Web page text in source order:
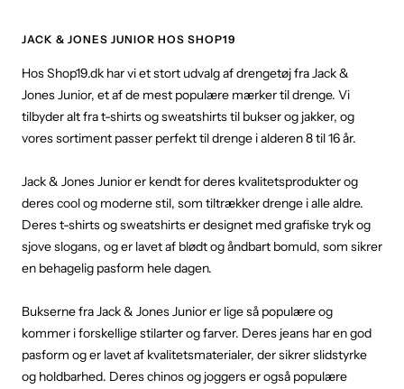
JACK & JONES JUNIOR HOS SHOP19
Hos Shop19.dk har vi et stort udvalg af drengetøj fra Jack &
Jones Junior, et af de mest populære mærker til drenge. Vi
tilbyder alt fra t-shirts og sweatshirts til bukser og jakker, og
vores sortiment passer perfekt til drenge i alderen 8 til 16 år.
Jack & Jones Junior er kendt for deres kvalitetsprodukter og
deres cool og moderne stil, som tiltrækker drenge i alle aldre.
Deres t-shirts og sweatshirts er designet med grafiske tryk og
sjove slogans, og er lavet af blødt og åndbart bomuld, som sikrer
en behagelig pasform hele dagen.
Bukserne fra Jack & Jones Junior er lige så populære og
kommer i forskellige stilarter og farver. Deres jeans har en god
pasform og er lavet af kvalitetsmaterialer, der sikrer slidstyrke
og holdbarhed. Deres chinos og joggers er også populære